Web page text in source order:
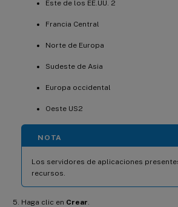
Este de los EE.UU. 2
Francia Central
Norte de Europa
Sudeste de Asia
Europa occidental
Oeste US2
NOTA
Los servidores de aplicaciones
recursos.
Haga clic en Crear